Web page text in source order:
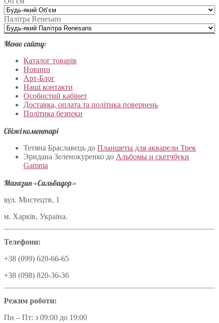
Палітра Renesans
Меню сайту:
Каталог товарів
Новини
Арт-Блог
Наші контакти
Особистий кабінет
Доставка, оплата та політика повернень
Політика безпеки
Свіжі коментарі
Тетяна Браславець до Планшеты для акварели Трек
Эридана Зеленокуренко до Альбомы и скетчбуки
Gamma
Магазин «Сальвадор»
вул. Мистецтв, 1
м. Харків, Україна.
Телефони:
+38 (099) 620-66-65
+38 (098) 820-36-36
Режим роботи:
Пн – Пт: з 09:00 до 19:00